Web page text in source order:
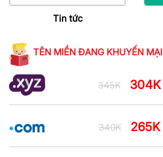
Tin tức
TÊN MIỀN ĐANG KHUYẾN MẠI
345K 304K
340K 265K